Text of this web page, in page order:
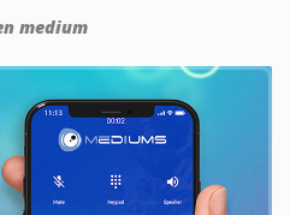
medium